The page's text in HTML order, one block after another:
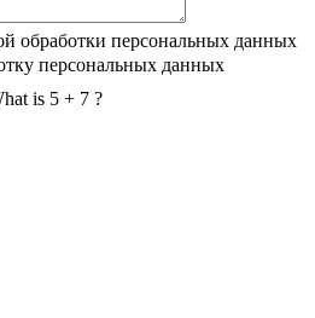
обработки персональных данных
персональных данных
is 5 + 7 ?